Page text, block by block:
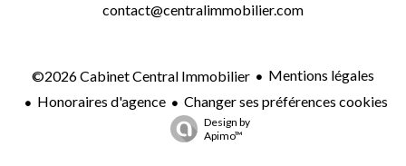
contact@centralimmobilier.com
©2026 Cabinet Central Immobilier
Mentions légales
Honoraires d'agence
Changer ses préférences cookies
Design by
Apimo™